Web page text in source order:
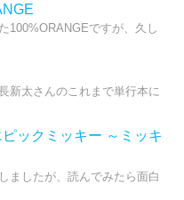
100%ORANGEですが、久し
新太さんのこれまで単行本に
ックミッキー ～ミッキ
ましたが、読んでみたら面白